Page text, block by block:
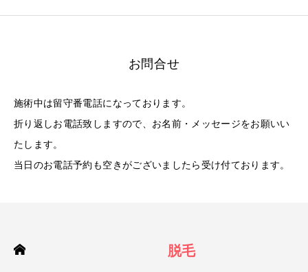
お問合せ
施術中は留守番電話になっております。
折り返しお電話致しますので、お名前・メッセージをお願いい
たします。
当日のお電話予約も空きがございましたら受け付ております。
脱毛